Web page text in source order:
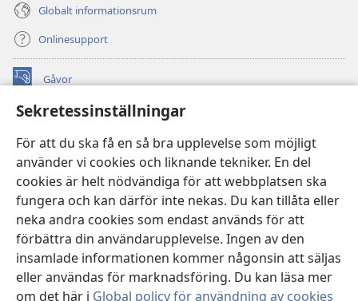
Sekretessinställningar
För att du ska få en så bra upplevelse som möjligt
använder vi cookies och liknande tekniker. En del
cookies är helt nödvändiga för att webbplatsen ska
fungera och kan därför inte nekas. Du kan tillåta eller
neka andra cookies som endast används för att
förbättra din användarupplevelse. Ingen av den
insamlade informationen kommer någonsin att säljas
eller användas för marknadsföring. Du kan läsa mer
om det här i Global policy för användning av cookies
Globalt informationsrum
Onlinesupport
Gåvor
(öppnar
fönster) Watchtower ONLINE LIBRARY™
nytt
fönster)JW Hub ®
(öppnar
nytt
fönster)JW Library
Watchtower Library